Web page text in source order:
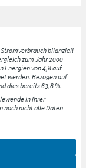
bilanziell
zum Jahr 2000
Energien von 4,8 auf
werden. Bezogen auf
dies bereits 63,8 %.
in Ihrer
noch nicht alle Daten